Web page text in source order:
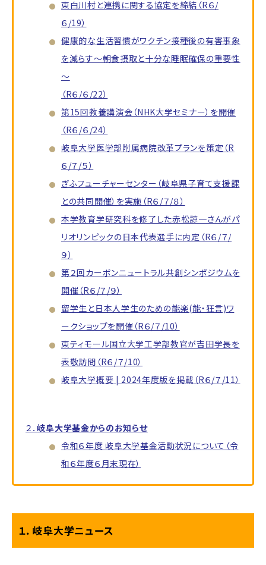
東白川村と連携に関する協定を締結（R６/
６/19）
健康的な生活習慣がワクチン接種後の有害事象
を減らす～朝食摂取と十分な睡眠確保の重要性
～
（R６/６/22）
第15回教養講演会（NHK大学セミナー）を開催
（R６/６/24）
岐阜大学医学部附属病院改革プランを策定（R
６/７/５）
ぎふフューチャーセンター（岐阜県子育て支援課
との共同開催）を実施（R６/７/８）
本学教育学研究科を修了した赤松諒一さんがパ
リオリンピックの日本代表選手に内定（R６/７/
９）
第２回カーボンニュートラル共創シンポジウムを
開催（R６/７/９）
留学生と日本人学生のための能楽(能・狂言)ワ
ークショップを開催（R６/７/10）
東ティモール国立大学工学部教官が吉田学長を
表敬訪問（R６/７/10）
岐阜大学概要 | 2024年度版を掲載（R６/７/11）
２．岐阜大学基金からのお知らせ
令和６年度 岐阜大学基金活動状況について（令
和６年度６月末現在）
１．岐阜大学ニュース